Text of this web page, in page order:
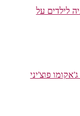
לילדים על
פוצ'יני